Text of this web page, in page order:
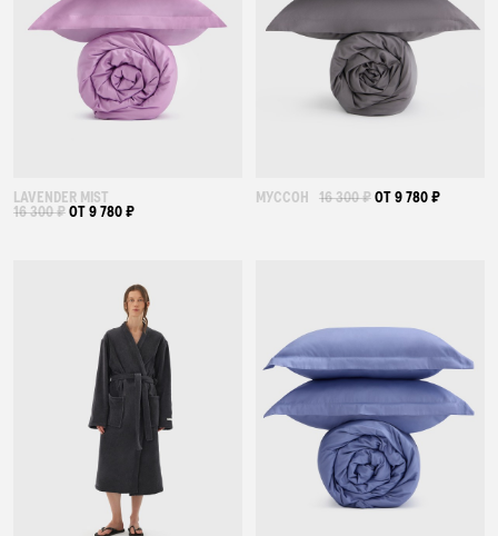
LAVENDER MIST
16 300 ₽ОТ 9 780 ₽
МУССОН 16 300 ₽ОТ 9 780 ₽